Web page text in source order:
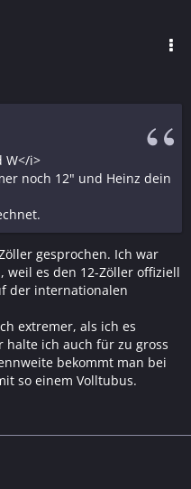
W</i>
noch 12" und Heinz dein
gesprochen. Ich war
weil es den 12-Zöller offiziell
der internationalen
extremer, als ich es
halte ich auch für zu gross
bekommt man bei
so einem Volltubus.